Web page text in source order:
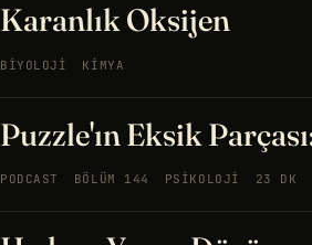
Karanlık Oksijen
BIYOLOJI KIMYA
Puzzle'ın Eksik
PODCAST BÖLÜM 144 PSIKOLOJI 23 DK